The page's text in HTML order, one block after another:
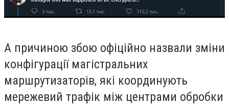
А причиною збою офіційно назвали зміни
конфігурації магістральних
маршрутизаторів, які координують
мережевий трафік між центрами обробки